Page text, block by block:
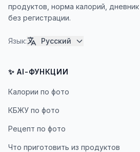
продуктов, норма калорий, дневник
без регистрации.
Язык: Русский
✨ AI-ФУНКЦИИ
Калории по фото
КБЖУ по фото
Рецепт по фото
Что приготовить из продуктов